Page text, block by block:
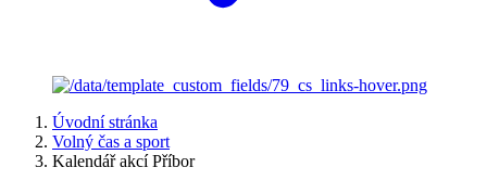
Úvodní stránka
Volný čas a sport
Kalendář akcí Příbor